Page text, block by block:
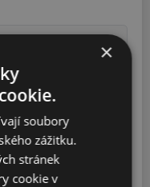
×
soubory
zážitku.
stránek
cookie v